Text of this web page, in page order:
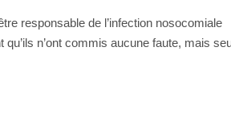
responsable de l’infection nosocomiale
n’ont commis aucune faute, mais